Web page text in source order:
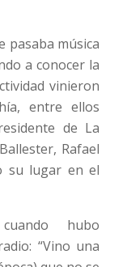
pasaba música
a conocer la
vinieron
entre ellos
de La
Rafael
su lugar en el
hubo
“Vino una